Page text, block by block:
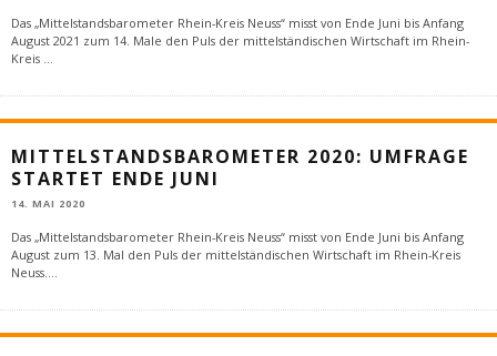
Das „Mittelstandsbarometer Rhein-Kreis Neuss“ misst von Ende Juni bis Anfang
August 2021 zum 14. Male den Puls der mittelständischen Wirtschaft im Rhein-
Kreis ...
MITTELSTANDSBAROMETER 2020: UMFRAGE
STARTET ENDE JUNI
14. MAI 2020
Das „Mittelstandsbarometer Rhein-Kreis Neuss“ misst von Ende Juni bis Anfang
August zum 13. Mal den Puls der mittelständischen Wirtschaft im Rhein-Kreis
Neuss.